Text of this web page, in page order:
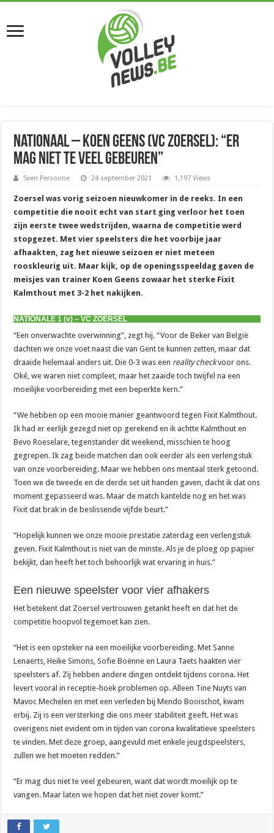
Nationaal – Koen Geens (VC Zoersel): “Er
mag niet te veel gebeuren”
Sven Persoone 24 september 2021 1,197 Views
Zoersel was vorig seizoen nieuwkomer in de reeks. In een
competitie die nooit echt van start ging verloor het toen
zijn eerste twee wedstrijden, waarna de competitie werd
stopgezet. Met vier speelsters die het voorbije jaar
afhaakten, zag het nieuwe seizoen er niet meteen
rooskleurig uit. Maar kijk, op de openingsspeeldag gaven de
meisjes van trainer Koen Geens zowaar het sterke Fixit
Kalmthout met 3-2 het nakijken.
NATIONALE 1 (v) – VC ZOERSEL
“Een onverwachte overwinning”, zegt hij. “Voor de Beker van België
dachten we onze voet naast die van Gent te kunnen zetten, maar dat
draaide helemaal anders uit. Die 0-3 was een reality checkvoor ons.
Oké, we waren niet compleet, maar het zaaide toch twijfel na een
moeilijke voorbereiding met een beperkte kern.”
“We hebben op een mooie manier geantwoord tegen Fixit Kalmthout.
Ik had er eerlijk gezegd niet op gerekend en ik achtte Kalmthout en
Bevo Roeselare, tegenstander dit weekend, misschien te hoog
gegrepen. Ik zag beide matchen dan ook eerder als een verlengstuk
van onze voorbereiding. Maar we hebben ons mentaal sterk getoond.
Toen we de tweede en de derde set uit handen gaven, dacht ik dat ons
moment gepasseerd was. Maar de match kantelde nog en het was
Fixit dat brak in de beslissende vijfde beurt.”
“Hopelijk kunnen we onze mooie prestatie zaterdag een verlengstuk
geven. Fixit Kalmthout is niet van de minste. Als je de ploeg op papier
bekijkt, dan heeft het toch behoorlijk wat ervaring in huis.”
Een nieuwe speelster voor vier afhakers
Het betekent dat Zoersel vertrouwen getankt heeft en dat het de
competitie hoopvol tegemoet kan zien.
“Het is een opsteker na een moeilijke voorbereiding. Met Sanne
Lenaerts, Heike Simons, Sofie Boënne en Laura Taets haakten vier
speelsters af. Zij hebben andere dingen ontdekt tijdens corona. Het
levert vooral in receptie-hoek problemen op. Alleen Tine Nuyts van
Mavoc Mechelen en met een verleden bij Mendo Booischot, kwam
erbij. Zij is een versterking die ons meer stabiliteit geeft. Het was
overigens niet evident om in tijden van corona kwalitatieve speelsters
te vinden. Met deze groep, aangevuld met enkele jeugdspeelsters,
zullen we het moeten redden.”
“Er mag dus niet te veel gebeuren, want dat wordt moeilijk op te
vangen. Maar laten we hopen dat het niet zover komt.”